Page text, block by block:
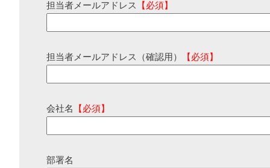
担当者メールアドレス 【必須】
担当者メールアドレス（確認用） 【必須】
会社名 【必須】
部署名